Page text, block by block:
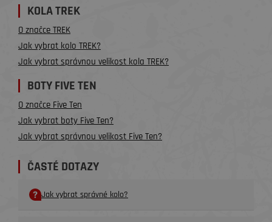
KOLA TREK
O značce TREK
Jak vybrat kolo TREK?
Jak vybrat správnou velikost kola TREK?
BOTY FIVE TEN
O značce Five Ten
Jak vybrat boty Five Ten?
Jak vybrat správnou velikost Five Ten?
ČASTÉ DOTAZY
Jak vybrat správné kolo?